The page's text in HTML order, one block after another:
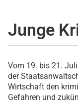
Junge
Vom 19. bis 21.
der
Wirtschaft den
Gefahren und